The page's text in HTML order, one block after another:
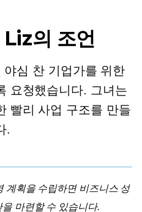
의 조언
심 찬 기업가를 위한
요청했습니다. 그녀는
빨리 사업 구조를 만들
.
계획을 수립하면 비즈니스 성
마련할 수 있습니다.